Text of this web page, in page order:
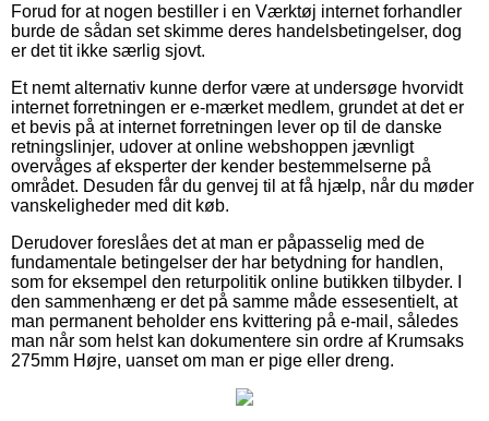
Forud for at nogen bestiller i en Værktøj internet forhandler
burde de sådan set skimme deres handelsbetingelser, dog
er det tit ikke særlig sjovt.
Et nemt alternativ kunne derfor være at undersøge hvorvidt
internet forretningen er e-mærket medlem, grundet at det er
et bevis på at internet forretningen lever op til de danske
retningslinjer, udover at online webshoppen jævnligt
overvåges af eksperter der kender bestemmelserne på
området. Desuden får du genvej til at få hjælp, når du møder
vanskeligheder med dit køb.
Derudover foreslåes det at man er påpasselig med de
fundamentale betingelser der har betydning for handlen,
som for eksempel den returpolitik online butikken tilbyder. I
den sammenhæng er det på samme måde essesentielt, at
man permanent beholder ens kvittering på e-mail, således
man når som helst kan dokumentere sin ordre af Krumsaks
275mm Højre, uanset om man er pige eller dreng.